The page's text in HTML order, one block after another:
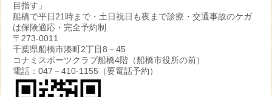
目指す」
船橋で平日21時まで・土日祝日も夜まで診療・交通事故のケガ
は保険適応・完全予約制
〒273-0011
千葉県船橋市湊町2丁目8－45
コナミスポーツクラブ船橋4階（船橋市役所の前）
電話：047－410-1155（要電話予約）